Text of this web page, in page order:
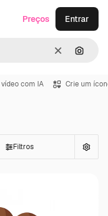
Limpar
Preços Entrar
com IA Crie um
Filtros